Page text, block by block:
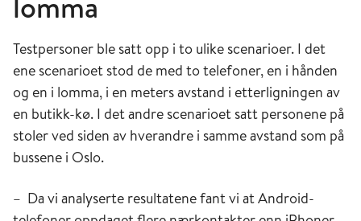
Testpersoner ble satt opp i to ulike scenarioer. I det
ene scenarioet stod de med to telefoner, en i hånden
og en i lomma, i en meters avstand i etterligningen av
en butikk-kø. I det andre scenarioet satt personene på
stoler ved siden av hverandre i samme avstand som på
bussene i Oslo.
– Da vi analyserte resultatene fant vi at Android-